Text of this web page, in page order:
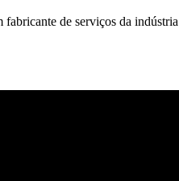
de serviços da